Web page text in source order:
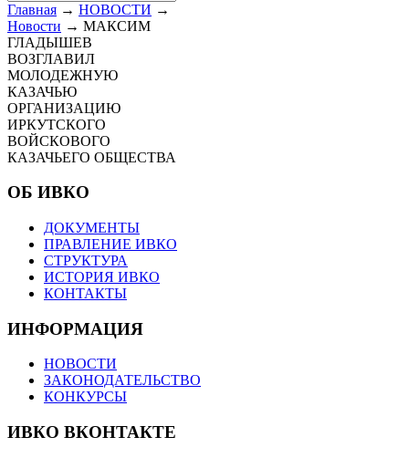
Главная → НОВОСТИ →
Новости → МАКСИМ
ГЛАДЫШЕВ
ВОЗГЛАВИЛ
МОЛОДЕЖНУЮ
КАЗАЧЬЮ
ОРГАНИЗАЦИЮ
ИРКУТСКОГО
ВОЙСКОВОГО
КАЗАЧЬЕГО ОБЩЕСТВА
ОБ ИВКО
ДОКУМЕНТЫ
ПРАВЛЕНИЕ ИВКО
СТРУКТУРА
ИСТОРИЯ ИВКО
КОНТАКТЫ
ИНФОРМАЦИЯ
НОВОСТИ
ЗАКОНОДАТЕЛЬСТВО
КОНКУРСЫ
ИВКО ВКОНТАКТЕ